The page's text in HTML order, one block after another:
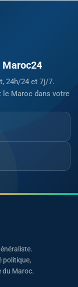
Maroc24
24h/24 et 7j/7.
Maroc dans votre
politique,
du Maroc.